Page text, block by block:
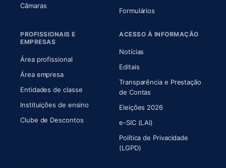
Câmaras(abre em nova aba)
Formulários
PROFISSIONAIS E
EMPRESAS
Área profissional
Área empresa
Entidades de classe
Instituições de ensino
Clube de Descontos
ACESSO À INFORMAÇÃO
Notícias
Editais
Transparência e Prestação
de Contas
Eleições 2026
e-SIC (LAI)
Política de Privacidade
(LGPD)